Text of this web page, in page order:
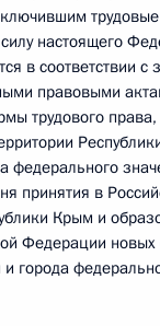
настоящего
в соответствии с
правовыми
трудового
федерального
принятия в
Крым и
Федерации новых
города